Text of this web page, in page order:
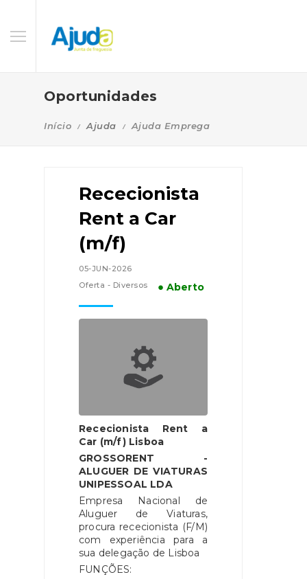
Oportunidades
Início Ajuda Ajuda Emprega
Rececionista
Rent a Car
(m/f)
05-JUN-2026
Oferta - Diversos
● Aberto
Rececionista Rent a
Car (m/f) Lisboa
GROSSORENT -
ALUGUER DE VIATURAS
UNIPESSOAL LDA
Empresa Nacional de
Aluguer de Viaturas,
procura rececionista (F/M)
com experiência para a
sua delegação de Lisboa
FUNÇÕES: